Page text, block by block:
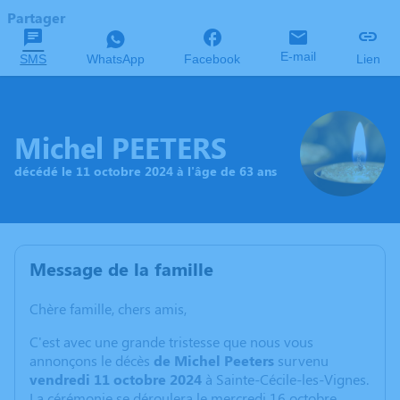
Partager
SMS WhatsApp Facebook E-mail Lien
Michel PEETERS
décédé le 11 octobre 2024 à l'âge de 63 ans
Message de la famille
Chère famille, chers amis,
C'est avec une grande tristesse que nous vous
annonçons le décès de Michel Peeters survenu
vendredi 11 octobre 2024 à Sainte-Cécile-les-Vignes.